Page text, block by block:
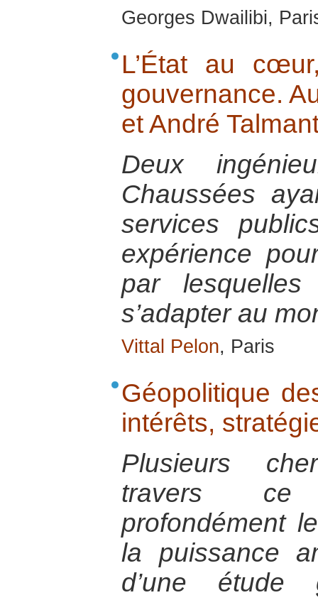
Georges Dwailibi,
L’État au
gouvernance.
et André
Deux
Chaussées
services
expérience
par
s’adapter au
Vittal Pelon, Paris
Géopolitique
intérêts,
Plusieurs
travers ce
profondément
la puissance
d’une étude